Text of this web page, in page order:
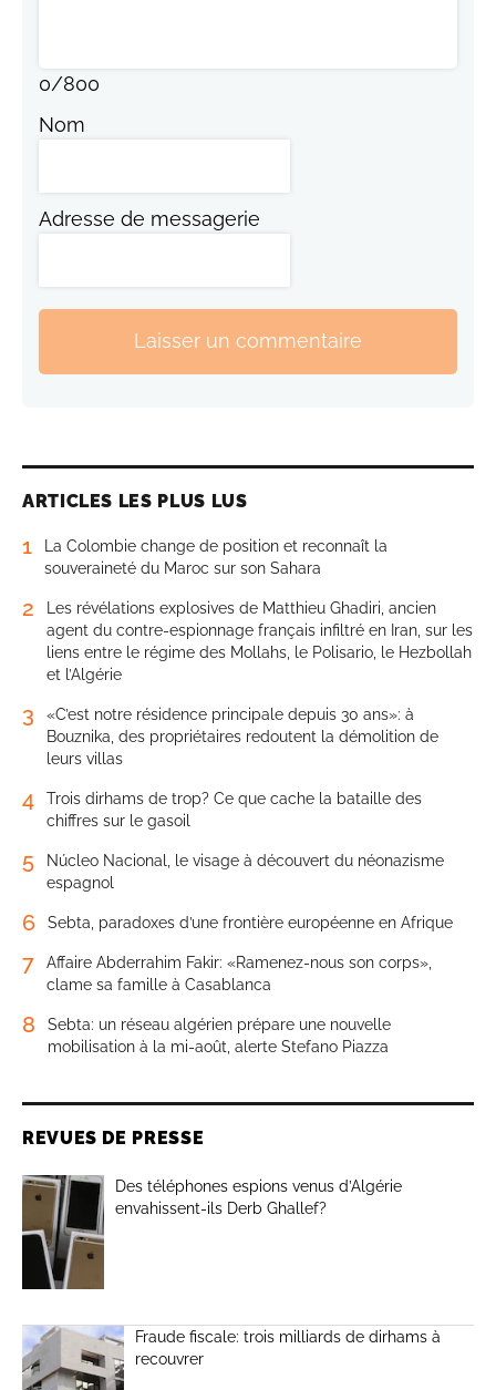
0/800
Nom
Adresse de messagerie
Laisser un commentaire
ARTICLES LES PLUS LUS
1
La Colombie change de position et reconnaît la
souveraineté du Maroc sur son Sahara
2
Les révélations explosives de Matthieu Ghadiri, ancien
agent du contre-espionnage français infiltré en Iran, sur les
liens entre le régime des Mollahs, le Polisario, le Hezbollah
et l’Algérie
3
«C’est notre résidence principale depuis 30 ans»: à
Bouznika, des propriétaires redoutent la démolition de
leurs villas
4
Trois dirhams de trop? Ce que cache la bataille des
chiffres sur le gasoil
5
Núcleo Nacional, le visage à découvert du néonazisme
espagnol
6 Sebta, paradoxes d’une frontière européenne en Afrique
7
Affaire Abderrahim Fakir: «Ramenez-nous son corps»,
clame sa famille à Casablanca
8
Sebta: un réseau algérien prépare une nouvelle
mobilisation à la mi-août, alerte Stefano Piazza
REVUES DE PRESSE
Des téléphones espions venus d’Algérie
envahissent-ils Derb Ghallef?
Fraude fiscale: trois milliards de dirhams à
recouvrer